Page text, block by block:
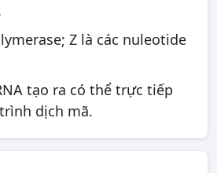
Z là các nuleotide
tạo ra có thể trực tiếp
dịch mã.